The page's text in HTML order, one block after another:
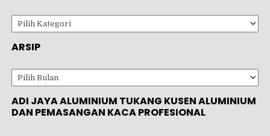
Kategori
ARSIP
Arsip
ADI JAYA ALUMINIUM TUKANG KUSEN ALUMINIUM
DAN PEMASANGAN KACA PROFESIONAL